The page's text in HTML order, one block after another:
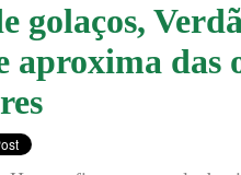
golaços,
aproxima das